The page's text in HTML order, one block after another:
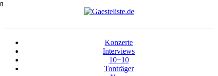
Konzerte
Interviews
10+10
Tonträger